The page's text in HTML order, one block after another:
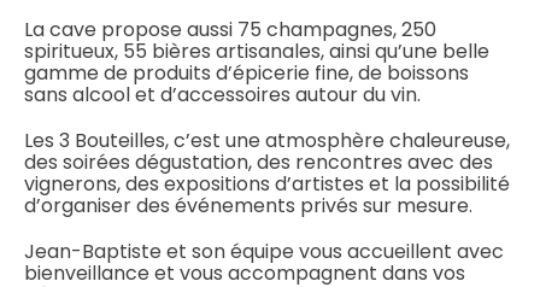
La cave propose aussi 75 champagnes, 250
spiritueux, 55 bières artisanales, ainsi qu’une belle
gamme de produits d’épicerie fine, de boissons
sans alcool et d’accessoires autour du vin.
Les 3 Bouteilles, c’est une atmosphère chaleureuse,
des soirées dégustation, des rencontres avec des
vignerons, des expositions d’artistes et la possibilité
d’organiser des événements privés sur mesure.
Jean-Baptiste et son équipe vous accueillent avec
bienveillance et vous accompagnent dans vos